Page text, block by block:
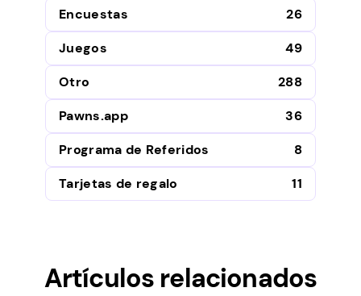
Encuestas
26
Juegos
49
Otro
288
Pawns.app
36
Programa de Referidos
8
Tarjetas de regalo
11
Artículos relacionados